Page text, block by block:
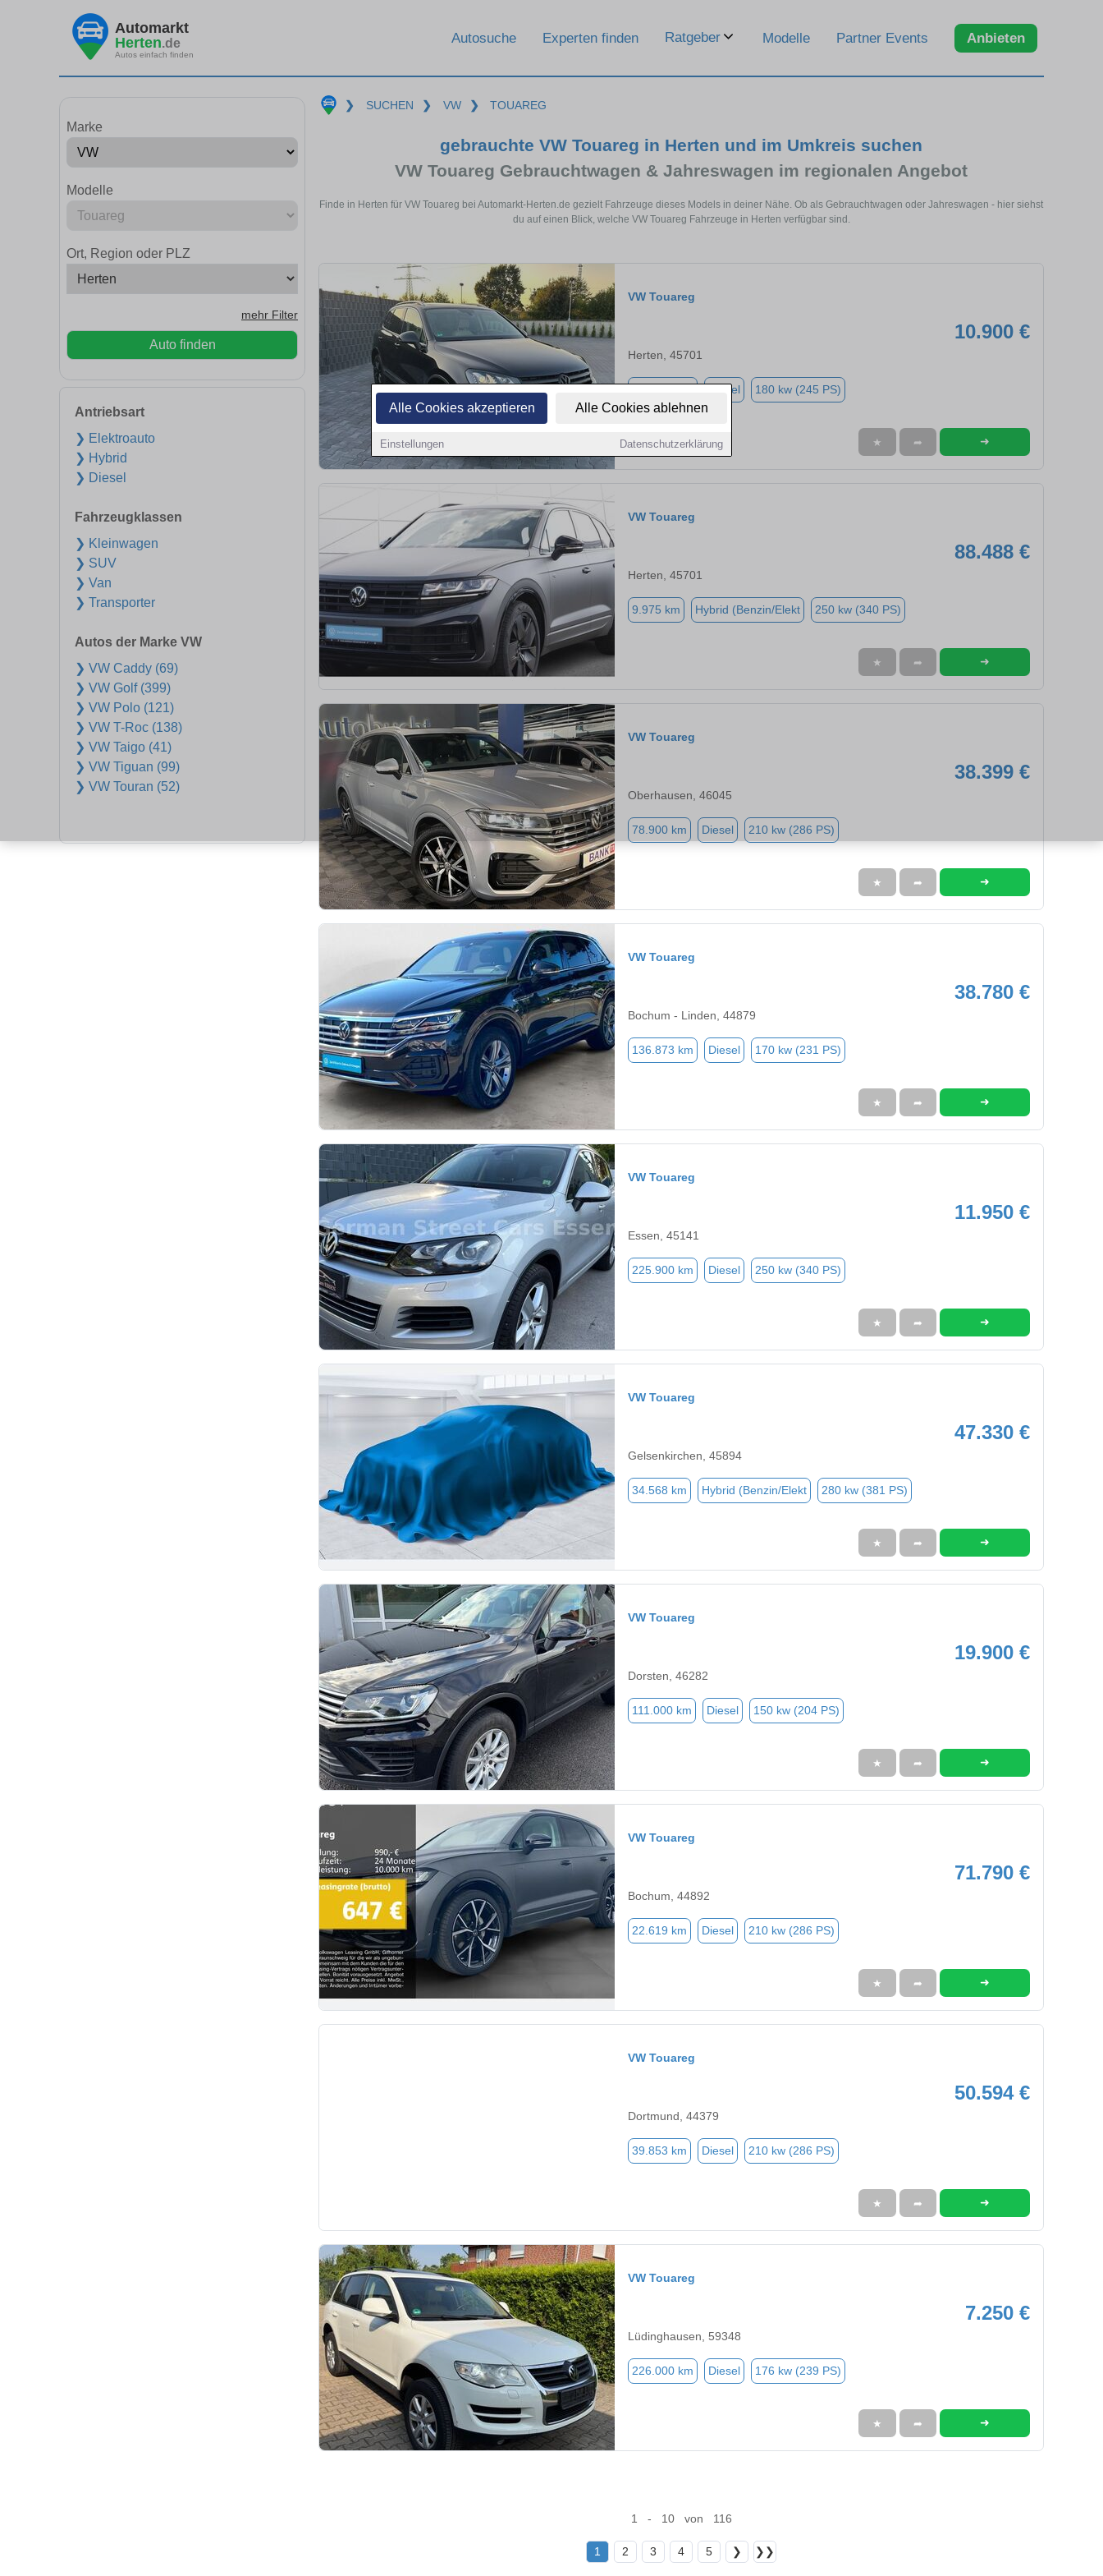
Alle Cookies akzeptieren Alle Cookies ablehnen
Einstellungen Datenschutzerklärung
Automarkt
Herten.de
Autos einfach finden
Autosuche Experten finden Ratgeber Modelle Partner Events Anbieten
Marke
Modelle
Ort, Region oder PLZ
mehr Filter
Auto finden
Antriebsart
❯ Elektroauto
❯ Hybrid
❯ Diesel
Fahrzeugklassen
❯ Kleinwagen
❯ SUV
❯ Van
❯ Transporter
Autos der Marke VW
❯ VW Caddy (69)
❯ VW Golf (399)
❯ VW Polo (121)
❯ VW T-Roc (138)
❯ VW Taigo (41)
❯ VW Tiguan (99)
❯ VW Touran (52)
❯ SUCHEN ❯ VW ❯ TOUAREG
gebrauchte VW Touareg in Herten und im Umkreis suchen
VW Touareg Gebrauchtwagen & Jahreswagen im regionalen Angebot
Finde in Herten für VW Touareg bei Automarkt-Herten.de gezielt Fahrzeuge dieses Models in deiner Nähe. Ob als Gebrauchtwagen oder Jahreswagen - hier siehst
du auf einen Blick, welche VW Touareg Fahrzeuge in Herten verfügbar sind.
VW Touareg
10.900 €
Herten, 45701
Diesel 180 kw (245 PS)
★ ➦ ➜
VW Touareg
88.488 €
Herten, 45701
9.975 km Hybrid (Benzin/Elekt 250 kw (340 PS)
★ ➦ ➜
VW Touareg
38.399 €
Oberhausen, 46045
78.900 km Diesel 210 kw (286 PS)
★ ➦ ➜
VW Touareg
38.780 €
Bochum - Linden, 44879
136.873 km Diesel 170 kw (231 PS)
★ ➦ ➜
VW Touareg
11.950 €
Essen, 45141
225.900 km Diesel 250 kw (340 PS)
★ ➦ ➜
VW Touareg
47.330 €
Gelsenkirchen, 45894
34.568 km Hybrid (Benzin/Elekt 280 kw (381 PS)
★ ➦ ➜
VW Touareg
19.900 €
Dorsten, 46282
111.000 km Diesel 150 kw (204 PS)
★ ➦ ➜
VW Touareg
71.790 €
Bochum, 44892
22.619 km Diesel 210 kw (286 PS)
★ ➦ ➜
VW Touareg
50.594 €
Dortmund, 44379
39.853 km Diesel 210 kw (286 PS)
★ ➦ ➜
VW Touareg
7.250 €
Lüdinghausen, 59348
226.000 km Diesel 176 kw (239 PS)
★ ➦ ➜
1 - 10 von 116
1 2 3 4 5 ❯ ❯❯